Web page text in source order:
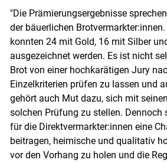
"Die Prämierungsergebnisse
der bäuerlichen
konnten 24 mit Gold, 16 mit Silber
ausgezeichnet werden. Es ist nicht
Brot von einer hochkarätigen Jury
Einzelkriterien prüfen zu lassen und
gehört auch Mut dazu, sich mit
solchen Prüfung zu stellen. Dennoch
für die Direktvermarkter:innen eine
beitragen, heimische und qualitativ
vor den Vorhang zu holen und die